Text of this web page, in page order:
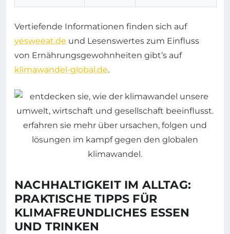
Vertiefende Informationen finden sich auf
yesweeat.de und Lesenswertes zum Einfluss
von Ernährungsgewohnheiten gibt’s auf
klimawandel-global.de.
NACHHALTIGKEIT IM ALLTAG:
PRAKTISCHE TIPPS FÜR
KLIMAFREUNDLICHES ESSEN
UND TRINKEN